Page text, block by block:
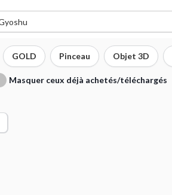
GOLD Pinceau Objet 3D
Masquer ceux déjà achetés/téléchargés